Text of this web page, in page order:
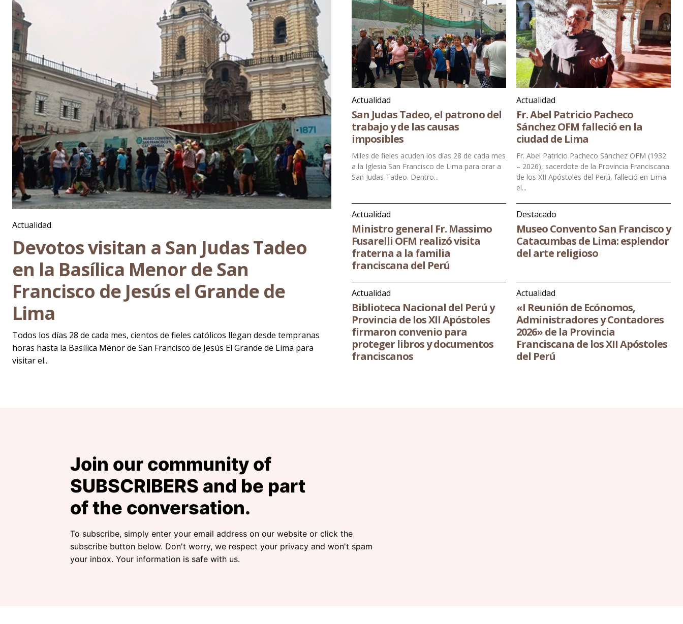
Actualidad
Devotos visitan a San Judas Tadeo
en la Basílica Menor de San
Francisco de Jesús el Grande de
Lima
Todos los días 28 de cada mes, cientos de fieles católicos llegan desde tempranas
horas hasta la Basílica Menor de San Francisco de Jesús El Grande de Lima para
visitar el...
Actualidad
San Judas Tadeo, el patrono del
trabajo y de las causas
imposibles
Miles de fieles acuden los días 28 de cada mes
a la Iglesia San Francisco de Lima para orar a
San Judas Tadeo. Dentro...
Actualidad
Fr. Abel Patricio Pacheco
Sánchez OFM falleció en la
ciudad de Lima
Fr. Abel Patricio Pacheco Sánchez OFM (1932
– 2026), sacerdote de la Provincia Franciscana
de los XII Apóstoles del Perú, falleció en Lima
el...
Actualidad
Ministro general Fr. Massimo
Fusarelli OFM realizó visita
fraterna a la familia
franciscana del Perú
Destacado
Museo Convento San Francisco y
Catacumbas de Lima: esplendor
del arte religioso
Actualidad
Biblioteca Nacional del Perú y
Provincia de los XII Apóstoles
firmaron convenio para
proteger libros y documentos
franciscanos
Actualidad
«I Reunión de Ecónomos,
Administradores y Contadores
2026» de la Provincia
Franciscana de los XII Apóstoles
del Perú
Join our community of
SUBSCRIBERS and be part
of the conversation.
To subscribe, simply enter your email address on our website or click the
subscribe button below. Don't worry, we respect your privacy and won't spam
your inbox. Your information is safe with us.